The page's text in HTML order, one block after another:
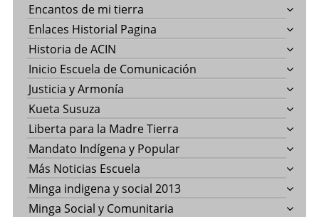
Encantos de mi tierra
Enlaces Historial Pagina
Historia de ACIN
Inicio Escuela de Comunicación
Justicia y Armonía
Kueta Susuza
Liberta para la Madre Tierra
Mandato Indígena y Popular
Más Noticias Escuela
Minga indigena y social 2013
Minga Social y Comunitaria